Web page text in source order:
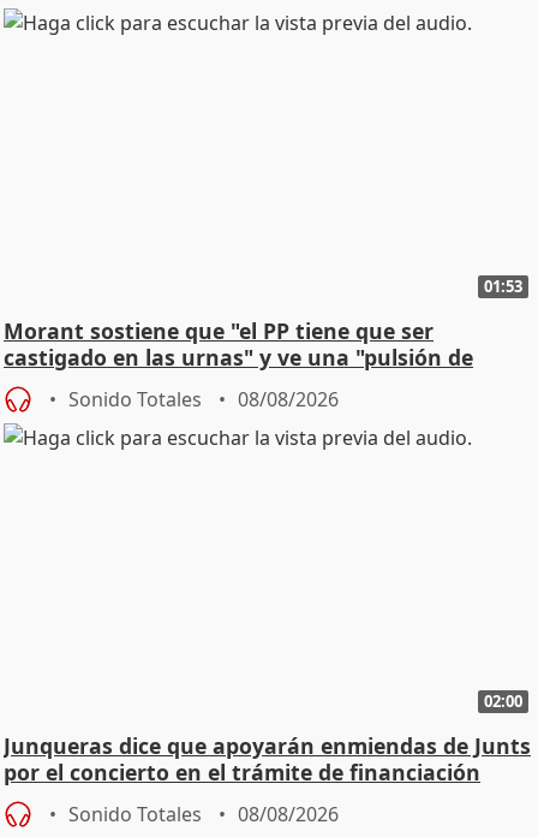
01:53
Morant sostiene que "el PP tiene que ser
castigado en las urnas" y ve una "pulsión de
cambio"
Sonido Totales 08/08/2026
02:00
Junqueras dice que apoyarán enmiendas de Junts
por el concierto en el trámite de financiación
Sonido Totales 08/08/2026